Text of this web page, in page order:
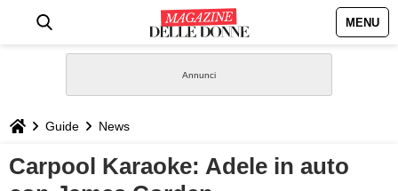
MENU
STILE
Guide News
Carpool Karaoke: Adele in auto